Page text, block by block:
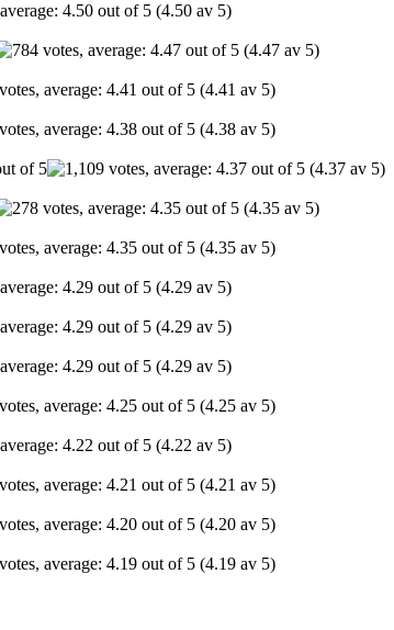
(4.50 av 5)
(4.47 av 5)
(4.41 av 5)
(4.38 av 5)
(4.37 av 5)
(4.35 av 5)
(4.35 av 5)
(4.29 av 5)
(4.29 av 5)
(4.29 av 5)
(4.25 av 5)
(4.22 av 5)
(4.21 av 5)
(4.20 av 5)
(4.19 av 5)